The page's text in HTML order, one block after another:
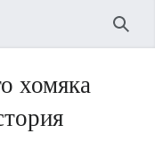
хомяка